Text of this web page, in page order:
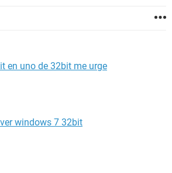
en uno de 32bit me urge
windows 7 32bit